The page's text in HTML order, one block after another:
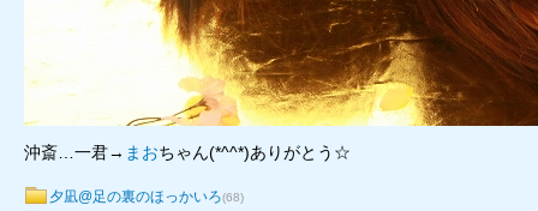
沖斎…一君→ まおちゃん(*^^*)ありがとう☆
夕凪@足の裏のほっかいろ(68)